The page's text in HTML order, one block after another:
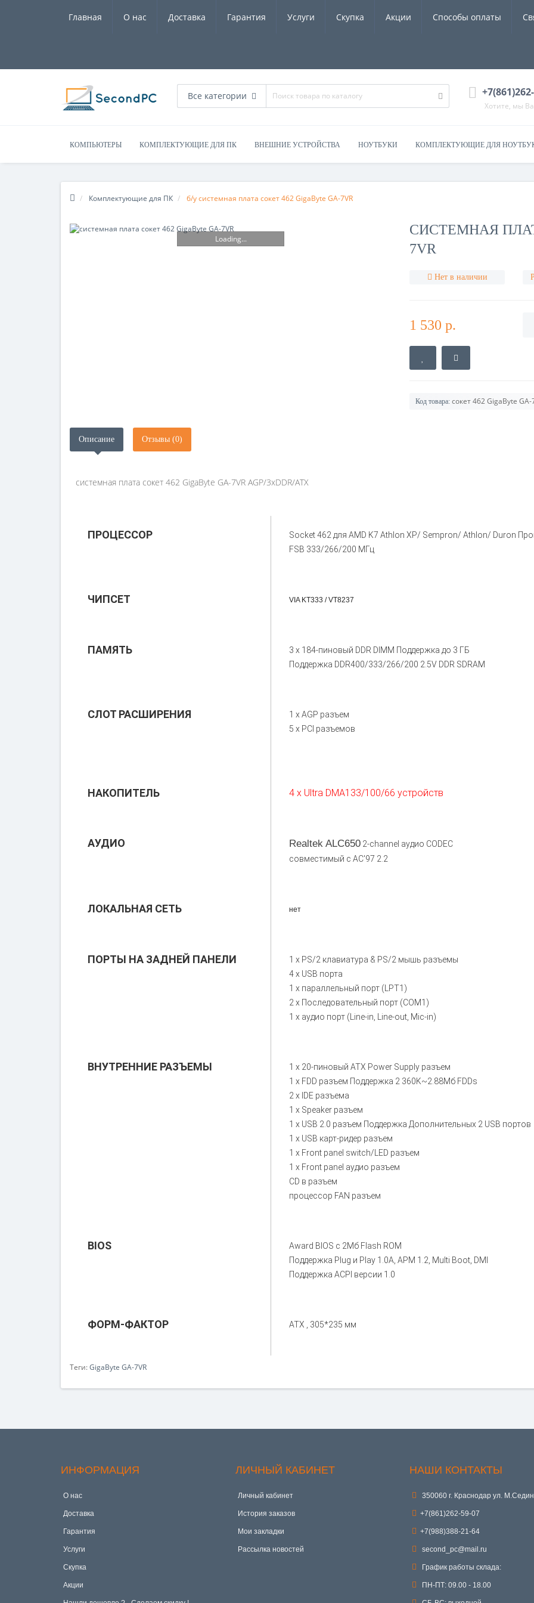
Главная О нас Доставка Гарантия Услуги Скупка Акции Способы оплаты
Все категории
Хотите, мы
КОМПЬЮТЕРЫ КОМПЛЕКТУЮЩИЕ ДЛЯ ПК ВНЕШНИЕ УСТРОЙСТВА НОУТБУКИ КОМПЛЕКТУЮЩИЕ ДЛЯ
Комплектующие для ПК б/у системная плата сокет 462 GigaByte GA-7VR
Loading...
СИСТЕМНАЯ
7VR
Нет в наличии
1 530 р.
Код товара: сокет 462 GigaByte GA-
Описание Отзывы (0)
системная плата сокет 462 GigaByte GA-7VR AGP/3xDDR/ATX
ПРОЦЕССОР
Socket 462 для AMD K7 Athlon XP/ Sempron/ Athlon/ Duron
FSB 333/266/200 МГц
ЧИПСЕТ VIA KT333 / VT8237
ПАМЯТЬ
3 x 184-пиновый DDR DIMM Поддержка до 3 ГБ
Поддержка DDR400/333/266/200 2.5V DDR SDRAM
СЛОТ РАСШИРЕНИЯ
1 x AGP разъем
5 x PCI разъемов
НАКОПИТЕЛЬ 4 x Ultra DMA133/100/66 устройств
АУДИО Realtek ALC650 2-channel аудио CODEC
совместимый с AC'97 2.2
ЛОКАЛЬНАЯ СЕТЬ нет
ПОРТЫ НА ЗАДНЕЙ ПАНЕЛИ
1 x PS/2 клавиатура & PS/2 мышь разъемы
4 x USB порта
1 x параллельный порт (LPT1)
2 x Последовательный порт (COM1)
1 x аудио порт (Line-in, Line-out, Mic-in)
ВНУТРЕННИЕ РАЗЪЕМЫ
1 x 20-пиновый ATX Power Supply разъем
1 x FDD разъем Поддержка 2 360K~2.88Мб FDDs
2 x IDE разъема
1 x Speaker разъем
1 x USB 2.0 разъем Поддержка Дополнительных 2 USB портов
1 x USB карт-ридер разъем
1 x Front panel switch/LED разъем
1 x Front panel аудио разъем
CD в разъем
процессор FAN разъем
BIOS
Award BIOS с 2Мб Flash ROM
Поддержка Plug и Play 1.0A, APM 1.2, Multi Boot, DMI
Поддержка ACPI версии 1.0
ФОРМ-ФАКТОР ATX , 305*235 мм
Теги:GigaByte GA-7VR
ИНФОРМАЦИЯ
О нас
Доставка
Гарантия
Услуги
Скупка
Акции
ЛИЧНЫЙ КАБИНЕТ
Личный кабинет
История заказов
Мои закладки
Рассылка новостей
НАШИ КОНТАКТЫ
350060 г. Краснодар ул.
+7(861)262-59-07
+7(988)388-21-64
second_pc@mail.ru
График работы склада:
ПН-ПТ: 09.00 - 18.00